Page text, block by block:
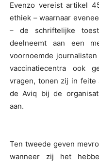
Evenzo vereist artikel
ethiek – waarnaar
– de schriftelijke
deelneemt aan een
voornoemde
vaccinatiecentra ook
vragen, tonen zij in feite
de Aviq bij de
aan.
Ten tweede geven
wanneer zij het